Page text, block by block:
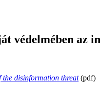
védelmében az
the disinformation threat(pdf)